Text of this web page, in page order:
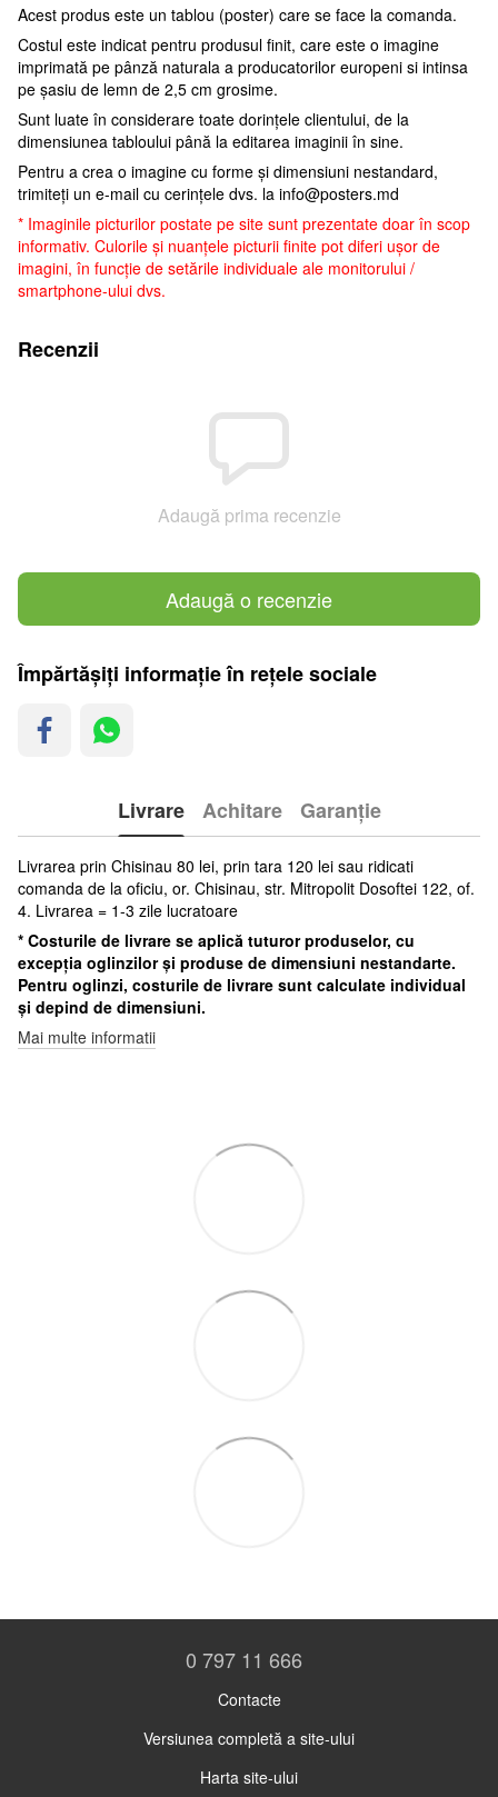
Acest produs este un tablou (poster) care se face la comanda.
Costul este indicat pentru produsul finit, care este o imagine
imprimată pe pânză naturala a producatorilor europeni si intinsa
pe șasiu de lemn de 2,5 cm grosime.
Sunt luate în considerare toate dorințele clientului, de la
dimensiunea tabloului până la editarea imaginii în sine.
Pentru a crea o imagine cu forme și dimensiuni nestandard,
trimiteți un e-mail cu cerințele dvs. la info@posters.md
* Imaginile picturilor postate pe site sunt prezentate doar în scop
informativ. Culorile și nuanțele picturii finite pot diferi ușor de
imagini, în funcție de setările individuale ale monitorului /
smartphone-ului dvs.
Recenzii
Adaugă prima recenzie
Adaugă o recenzie
Împărtășiți informație în rețele sociale
Livrare Achitare Garanție
Livrarea prin Chisinau 80 lei, prin tara 120 lei sau ridicati
comanda de la oficiu, or. Chisinau, str. Mitropolit Dosoftei 122, of.
4. Livrarea = 1-3 zile lucratoare
* Costurile de livrare se aplică tuturor produselor, cu
excepția oglinzilor și produse de dimensiuni nestandarte.
Pentru oglinzi, costurile de livrare sunt calculate individual
și depind de dimensiuni.
Mai multe informatii
0 797 11 666
Contacte
Versiunea completă a site-ului
Harta site-ului